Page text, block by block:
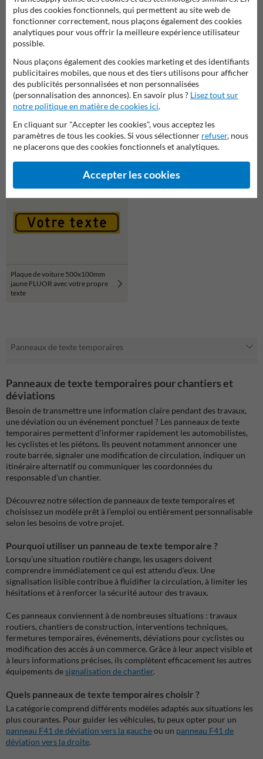
Panneau temporaire Piétons
Cône de signalisation 75 cm
réfléchissant avec votre logo -
Plaque de voiture 500x100mm
jaune FLUOR avec votre propre
texte
Panneaux de texte temporaires
Panneaux de texte temporaires pour chantiers et
déviations
Besoin de transmettre une information claire pendant des travaux,
une déviation ou un événement ponctuel ? Les panneaux de texte
temporaires permettent d’informer rapidement les automobilistes,
les cyclistes et les piétons. Ils peuvent notamment annoncer une
route barrée, signaler une modification de circulation, indiquer un
itinéraire alternatif ou communiquer les coordonnées du
responsable d’un chantier.
Découvrez notre sélection de panneaux de texte temporaires et
choisissez un modèle prêt à l’emploi ou entièrement personnalisable
selon les besoins de votre projet.
Pourquoi utiliser un panneau de texte temporaire ?
Lorsqu’une situation routière change, les usagers doivent
comprendre immédiatement ce qui est attendu d’eux. Une
signalisation lisible contribue à fluidifier la circulation, à limiter les
hésitations et à renforcer la sécurité autour des travaux.
Ces panneaux conviennent à de nombreuses situations : travaux
routiers, chantiers de construction, interventions techniques,
fermetures temporaires, événements, déviations pour cyclistes ou
modification des accès à un commerce. Grâce à leur aspect visible et
à leurs informations précises, ils complètent efficacement les autres
équipements designalisation de chantier.
Quels panneaux de texte temporaires choisir ?
La catégorie comprend différents modèles adaptés aux situations les
plus courantes. Pour guider les véhicules, tu peux opter pour un
panneau F41 de déviation vers la gaucheou un panneau F41 de
déviation vers la droite.
plus des cookies fonctionnels, qui permettent au site web de
fonctionner correctement, nous plaçons également des cookies
analytiques pour vous offrir la meilleure expérience utilisateur
possible.
Nous plaçons également des cookies marketing et des identifiants
publicitaires mobiles, que nous et des tiers utilisons pour afficher
des publicités personnalisées et non personnalisées
(personnalisation des annonces). En savoir plus ? Lisez tout sur
notre politique en matière de cookies ici.
En cliquant sur "Accepter les cookies", vous acceptez les
paramètres de tous les cookies. Si vous sélectionner refuser, nous
ne placerons que des cookies fonctionnels et analytiques.
Accepter les cookies